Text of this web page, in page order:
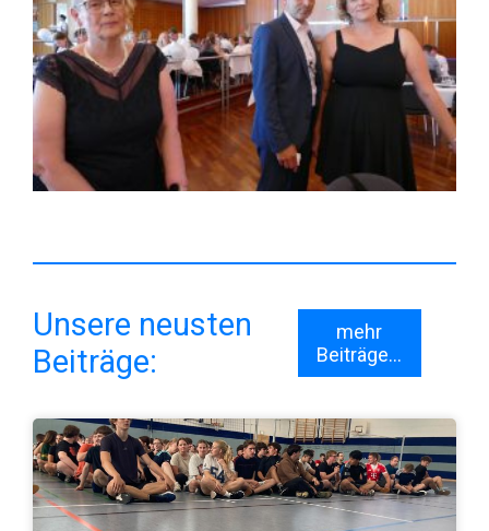
Unsere neusten
Beiträge:
mehr
Beiträge...